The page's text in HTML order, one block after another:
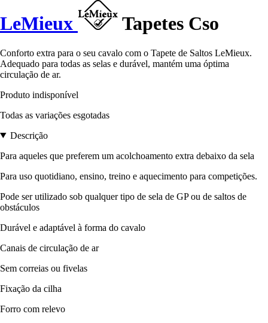
LeMieux Tapetes Cso
Conforto extra para o seu cavalo com o Tapete de Saltos LeMieux.
Adequado para todas as selas e durável, mantém uma óptima
circulação de ar.
Produto indisponível
Todas as variações esgotadas
Descrição
Para aqueles que preferem um acolchoamento extra debaixo da sela
Para uso quotidiano, ensino, treino e aquecimento para competições.
Pode ser utilizado sob qualquer tipo de sela de GP ou de saltos de
obstáculos
Durável e adaptável à forma do cavalo
Canais de circulação de ar
Sem correias ou fivelas
Fixação da cilha
Forro com relevo